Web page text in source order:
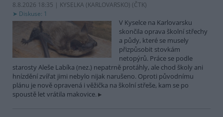
8.8.2026 18:35 | KYSELKA (KARLOVARSKO) (ČTK)
Diskuse: 1
V Kyselce na Karlovarsku
skončila oprava školní střechy
a půdy, které se musely
přizpůsobit stovkám
netopýrů. Práce se podle
starosty Aleše Labíka (nez.) nepatrně protáhly, ale chod školy ani
hnízdění zvířat jimi nebylo nijak narušeno. Oproti původnímu
plánu je nově opravená i věžička na školní střeše, kam se po
spoustě let vrátila makovice.